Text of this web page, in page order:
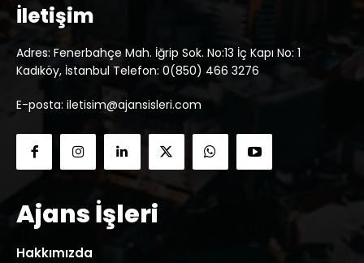
İletişim
Adres: Fenerbahçe Mah. İğrip Sok. No:13 İç Kapı No: 1
Kadıköy, İstanbul Telefon: 0(850) 466 3276
E-posta: iletisim@ajansisleri.com
Ajans İşleri
Hakkımızda